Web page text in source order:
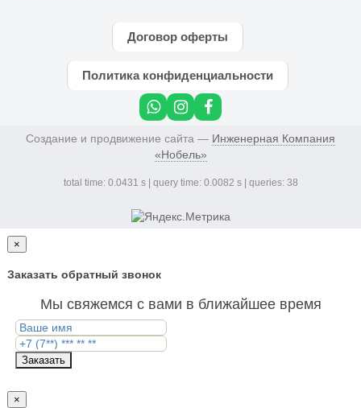
Договор оферты
Политика конфиденциальности
Создание и продвижение сайта — Инженерная Компания
«Нобель»
total time: 0.0431 s | query time: 0.0082 s | queries: 38
×
Заказать обратный звонок
Мы свяжемся с вами в ближайшее время
Заказать
×